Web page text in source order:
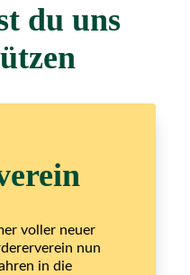
du uns
voller neuer
nun
in die